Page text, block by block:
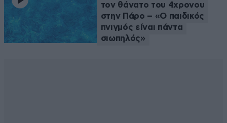
τον θάνατο του 4χρονου
στην Πάρο – «Ο παιδικός
πνιγμός είναι πάντα
σιωπηλός»